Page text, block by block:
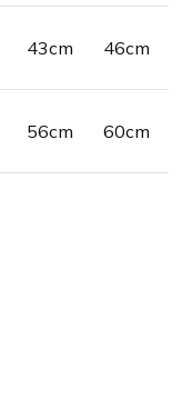
43cm 46cm
56cm 60cm